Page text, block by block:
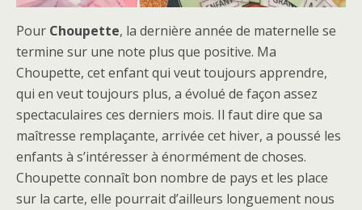
Pour Choupette, la dernière année de maternelle se
termine sur une note plus que positive. Ma
Choupette, cet enfant qui veut toujours apprendre,
qui en veut toujours plus, a évolué de façon assez
spectaculaires ces derniers mois. Il faut dire que sa
maîtresse remplaçante, arrivée cet hiver, a poussé les
enfants à s’intéresser à énormément de choses.
Choupette connaît bon nombre de pays et les place
sur la carte, elle pourrait d’ailleurs longuement nous